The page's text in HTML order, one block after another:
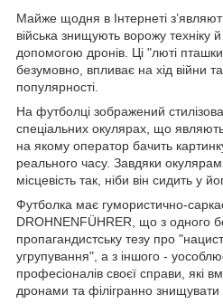
Майже щодня в Інтернеті
війська знищують ворожу техніку
допомогою дронів. Ці "люті
безумовно, впливає на хід війни
популярності.
На футболці зображений
спеціальних окулярах, що
на якому оператор бачить
реального часу. Завдяки
місцевість так, ніби він сидить у
Футболка має гумористично-
DROHNENFÜHRER, що з одного
пропагандистську тезу про
угрупування", а з іншого -
професіоналів своєї справи, які
дронами та філігранно знищувати